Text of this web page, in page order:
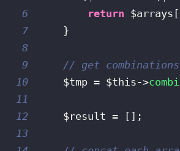
6
return $arrays [
7
}
8
9
// get
10
$tmp = $this ->
11
12
$result = [ ] ;
13